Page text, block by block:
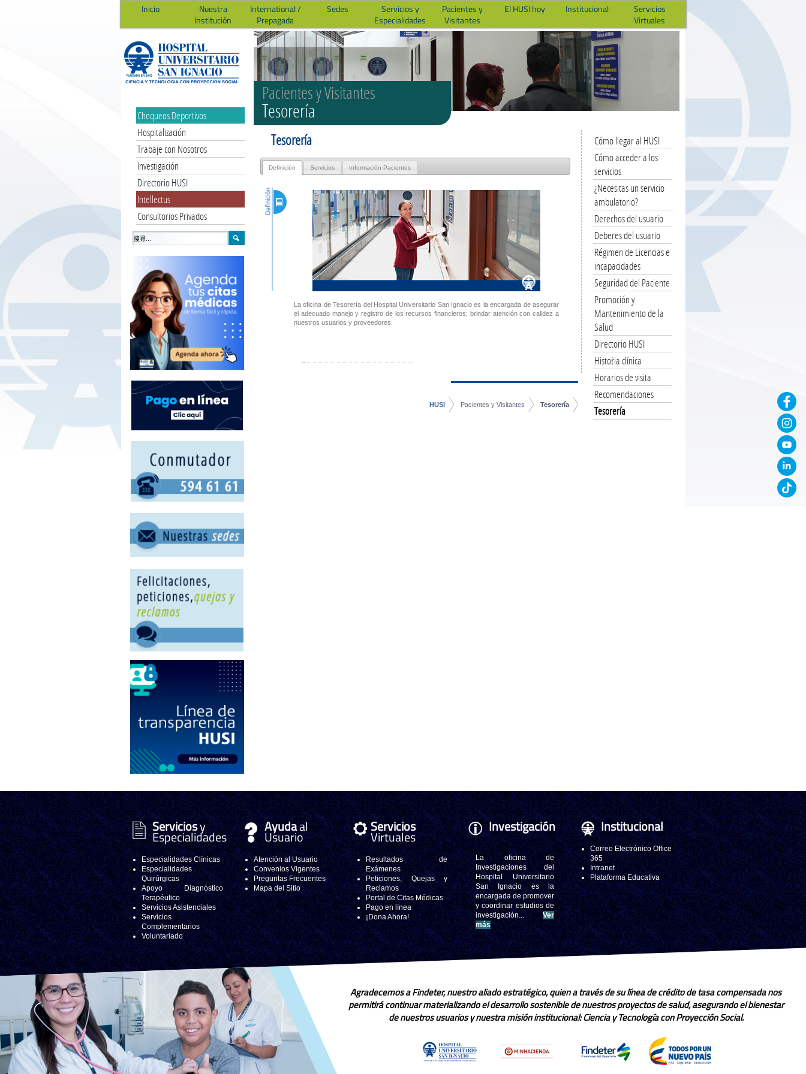
Inicio
Nuestra
Institución
International /
Prepagada
Sedes
Servicios y
Especialidades
Pacientes y
Visitantes
El HUSI hoy Institucional
Servicios
Virtuales
Chequeos Deportivos
Hospitalización
Trabaje con Nosotros
Investigación
Directorio HUSI
Intellectus
Consultorios Privados
Pacientes y Visitantes
Tesorería
Tesorería
Definición Servicios Información Pacientes
Definición
La oficina de Tesorería del Hospital Universitario San Ignacio es la encargada de asegurar
el adecuado manejo y registro de los recursos financieros; brindar atención con calidez a
nuestros usuarios y proveedores.
HUSI Pacientes y Visitantes Tesorería
Cómo llegar al HUSI
Cómo acceder a los
servicios
¿Necesitas un servicio
ambulatorio?
Derechos del usuario
Deberes del usuario
Régimen de Licencias e
incapacidades
Seguridad del Paciente
Promoción y
Mantenimiento de la
Salud
Directorio HUSI
Historia clínica
Horarios de visita
Recomendaciones
Tesorería
Serviciosy
Especialidades
Especialidades Clínicas
Especialidades
Quirúrgicas
Apoyo Diagnóstico
Terapéutico
Servicios Asistenciales
Servicios
Complementarios
Voluntariado
Ayudaal
Usuario
Atención al Usuario
Convenios Vigentes
Preguntas Frecuentes
Mapa del Sitio
Servicios
Virtuales
Resultados de
Exámenes
Peticiones, Quejas y
Reclamos
Portal de Citas Médicas
Pago en línea
¡Dona Ahora!
Investigación
La oficina de
Investigaciones del
Hospital Universitario
San Ignacio es la
encargada de promover
y coordinar estudios de
investigación... Ver
más
Institucional
Correo Electrónico Office
365
Intranet
Plataforma Educativa
Agradecemos a Findeter, nuestro aliado estratégico, quien a través de su línea de crédito de tasa compensada nos
permitirá continuar materializando el desarrollo sostenible de nuestros proyectos de salud, asegurando el bienestar
de nuestros usuarios y nuestra misión institucional: Ciencia y Tecnología con Proyección Social.